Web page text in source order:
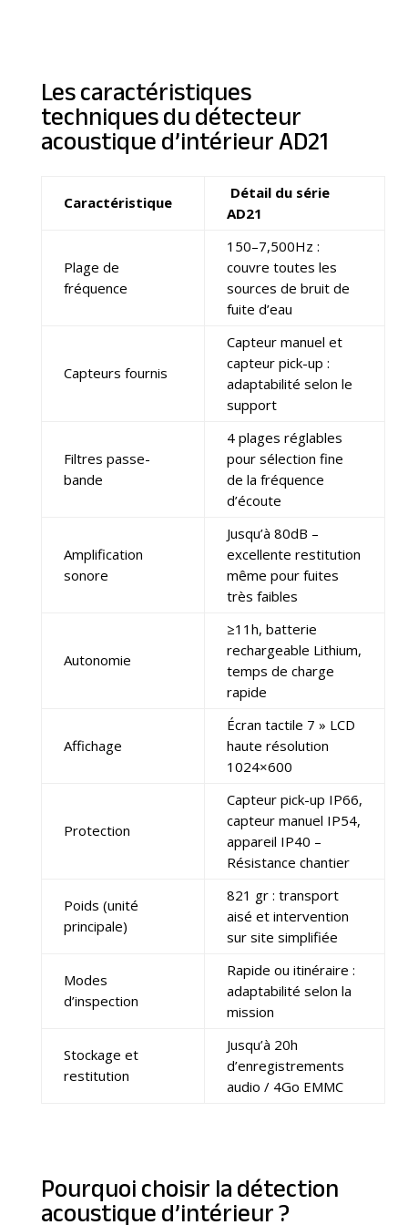
Les caractéristiques
techniques du détecteur
acoustique d’intérieur AD21
Caractéristique
Détail du série
AD21
Plage de
fréquence
150–7,500Hz :
couvre toutes les
sources de bruit de
fuite d’eau
Capteurs fournis
Capteur manuel et
capteur pick-up :
adaptabilité selon le
support
Filtres passe-
bande
4 plages réglables
pour sélection fine
de la fréquence
d’écoute
Amplification
sonore
Jusqu’à 80dB –
excellente restitution
même pour fuites
très faibles
Autonomie
≥11h, batterie
rechargeable Lithium,
temps de charge
rapide
Affichage
Écran tactile 7 » LCD
haute résolution
1024×600
Protection
Capteur pick-up IP66,
capteur manuel IP54,
appareil IP40 –
Résistance chantier
Poids (unité
principale)
821 gr : transport
aisé et intervention
sur site simplifiée
Modes
d’inspection
Rapide ou itinéraire :
adaptabilité selon la
mission
Stockage et
restitution
Jusqu’à 20h
d’enregistrements
audio / 4Go EMMC
Pourquoi choisir la détection
acoustique d’intérieur ?